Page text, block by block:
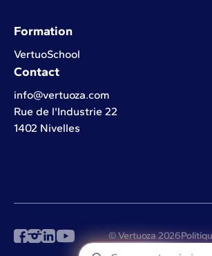
Formation
VertuoSchool
Contact
info@vertuoza.com
Rue de l'Industrie 22
1402 Nivelles
© Vertuoza 2026